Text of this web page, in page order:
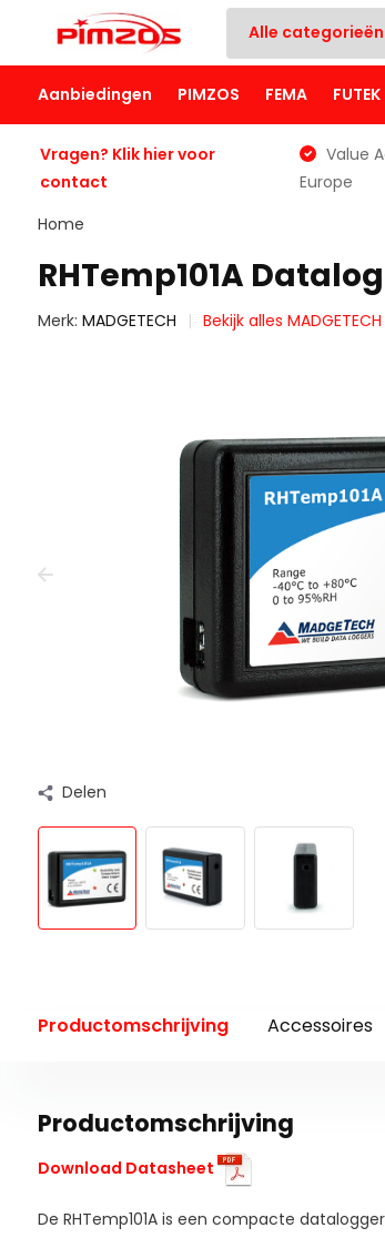
Alle categorieën
Aanbiedingen PIMZOS FEMA FUTEK
Vragen? Klik hier voor
contact
Value
Europe
Home
RHTemp101A
Merk: MADGETECH Bekijk alles MADGETECH
Delen
Productomschrijving Accessoires
Productomschrijving
Download Datasheet
De RHTemp101A is een compacte